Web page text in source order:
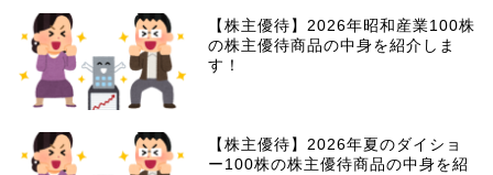
【株主優待】2026年昭和産業100株
の株主優待商品の中身を紹介しま
す！
【株主優待】2026年夏のダイショ
ー100株の株主優待商品の中身を紹